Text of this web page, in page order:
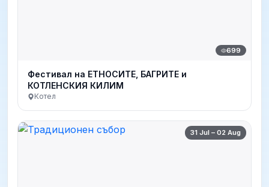
699
Фестивал на ЕТНОСИТЕ, БАГРИТЕ и
КОТЛЕНСКИЯ КИЛИМ
Котел
31 Jul – 02 Aug